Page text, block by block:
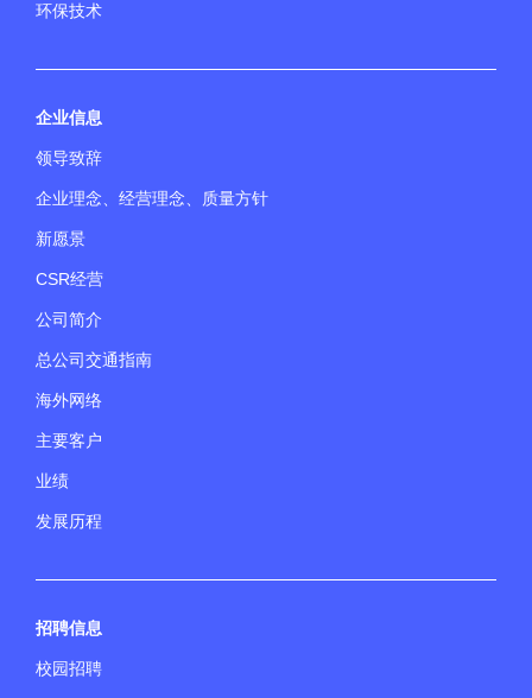
环保技术
企业信息
领导致辞
企业理念、经营理念、质量方针
新愿景
CSR经营
公司简介
总公司交通指南
海外网络
主要客户
业绩
发展历程
招聘信息
校园招聘